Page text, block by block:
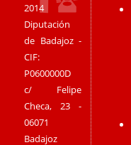
2014
Diputación
de Badajoz -
CIF:
P0600000D
c/ Felipe
Checa, 23 -
06071
Badajoz